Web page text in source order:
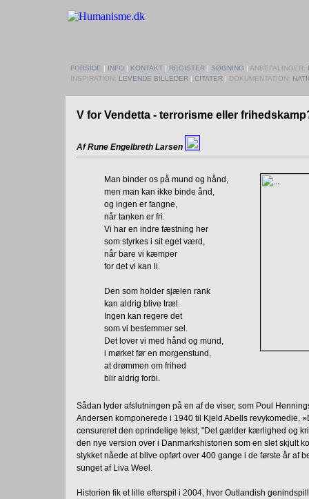
FORSIDE | INFO | KONTAKT | REGISTER | SØGNING | ANBEFALINGER:
INSPIRATION: LEVENDE BILLEDER | CITATER | DOKUMENTATION:
V for Vendetta - terrorisme eller
Af Rune Engelbreth Larsen
Man binder os på mund og hånd,
men man kan ikke binde ånd,
og ingen er fangne,
når tanken er fri.
Vi har en indre fæstning her
som styrkes i sit eget værd,
når bare vi kæmper
for det vi kan li.
Den som holder sjælen rank
kan aldrig blive træl.
Ingen kan regere det
som vi bestemmer sel.
Det lover vi med hånd og mund,
i mørket før en morgenstund,
at drømmen om frihed
blir aldrig forbi.
Sådan lyder afslutningen på en af de viser, som Poul
Andersen komponerede i 1940 til Kjeld Abells revykomedie,
censureret den oprindelige tekst, "Det gælder kærlighed og
den nye version over i Danmarkshistorien som en slet skjult
stykket nåede at blive opført over 400 gange i de første år af
sunget af Liva Weel.
Historien fik et lille efterspil i 2004, hvor Outlandish